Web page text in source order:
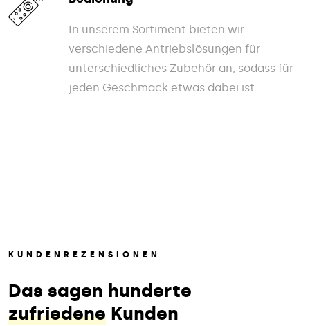
In unserem Sortiment bieten wir
verschiedene Antriebslösungen für
unterschiedliches Zubehör an, sodass für
jeden Geschmack etwas dabei ist.
KUNDENREZENSIONEN
Das sagen hunderte
zufriedene Kunden